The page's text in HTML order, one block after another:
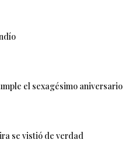
el sexagésimo aniversario
se vistió de verdad